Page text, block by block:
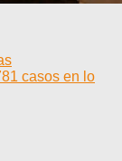
casos en lo